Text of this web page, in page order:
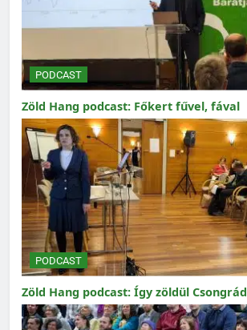
PODCAST
Zöld Hang podcast: Főkert fűvel, fával
PODCAST
Zöld Hang podcast: Így zöldül Csongrád